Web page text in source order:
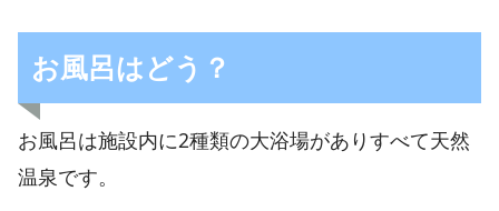
お風呂はどう？
お風呂は施設内に2種類の大浴場がありすべて天然
温泉です。